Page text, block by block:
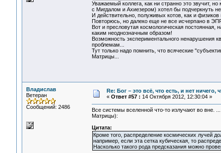
Уважаемый коллега, как ни странно это звучит,
с Мигдалом и Ахиезером) хотел бы подчеркнуть
И действительно, полуживых котов, как и
Повторюсь, но далеко еще не все исчерпано в
Вот и пресловутая космологическая
каким неоднозначным образом!
Возможность экспериментального ненарушения
проблемам...
Тут только надо помнить, что всяческие
Матрицы...
Владислав
Ветеран
Сообщений: 2486
Re: Бог – это всё, что есть, и нет
« Ответ #57 : 14 Октября 2012, 12:30:04 »
Все системы вселенной что-то излучают во вне.
Матрицы):
Цитата:
Кроме того, распределение космических лучей
например, если эта сетка кубическая, то
Насколько такого рода предсказания можно